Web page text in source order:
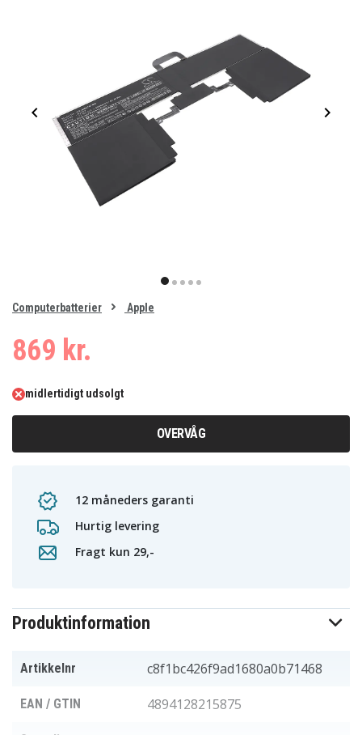
item
of
Computerbatterier Apple
869 kr.
midlertidigt udsolgt
OVERVÅG
12 måneders garanti
Hurtig levering
Fragt kun 29,-
Produktinformation
Artikkelnr c8f1bc426f9ad1680a0b71468
EAN / GTIN 4894128215875